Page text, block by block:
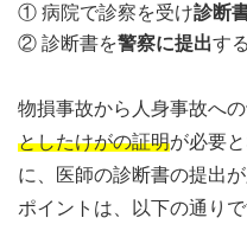
① 病院で診察を受け診断
② 診断書を警察に提出する
物損事故から人身事故へ
としたけがの証明が必要
に、医師の診断書の提出
ポイントは、以下の通りで